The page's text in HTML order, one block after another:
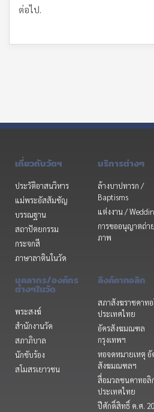
ต่อไป.
เกี่ยวกับวัดฯ
ประวัติอาสนวิหาร
แม่พระอัสสัมชัญ
บรรณฐาน
สถาปัตยกรรม
กระจกสี
ภาษาลาตินในวัด
บริการต่างๆ
ล้างบาปทารก /
Baptisms
แต่งงาน /
การขออนุญาตถ่าย
ภาพ
บุคลากร/องค์กร
ต่างๆในวัด
พระสงฆ์
สำนักงานวัด
สภาภิบาล
นักขับร้อง
สโมสรเยาวชน
ลิงค์คาทอลิก
สภาสังฆราชคาท
ประเทศไทย
อัครสังฆมณฑล
กรุงเทพฯ
หอจดหมายเหตุ อั
สังฆมณฑลฯ
สื่อมวลชนคาทอลิ
ประเทศไทย
ปีศักดิ์สิทธิ์ ค.ศ.